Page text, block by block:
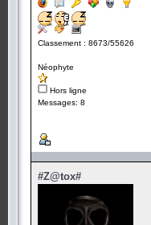
Classement : 8673/55626
Néophyte
Hors ligne
Messages: 8
#Z@tox#